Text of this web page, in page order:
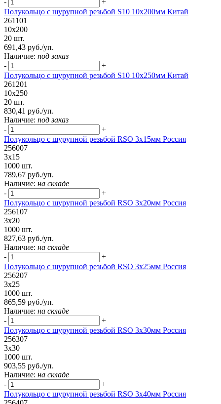
-
+
Полукольцо с шурупной резьбой S10 10х200мм Китай
261101
10х200
20 шт.
691,43 руб./уп.
Наличие: под заказ
-
+
Полукольцо с шурупной резьбой S10 10х250мм Китай
261201
10х250
20 шт.
830,41 руб./уп.
Наличие: под заказ
-
+
Полукольцо с шурупной резьбой RSO 3х15мм Россия
256007
3х15
1000 шт.
789,67 руб./уп.
Наличие: на складе
-
+
Полукольцо с шурупной резьбой RSO 3х20мм Россия
256107
3х20
1000 шт.
827,63 руб./уп.
Наличие: на складе
-
+
Полукольцо с шурупной резьбой RSO 3х25мм Россия
256207
3х25
1000 шт.
865,59 руб./уп.
Наличие: на складе
-
+
Полукольцо с шурупной резьбой RSO 3х30мм Россия
256307
3х30
1000 шт.
903,55 руб./уп.
Наличие: на складе
-
+
Полукольцо с шурупной резьбой RSO 3x40мм Россия